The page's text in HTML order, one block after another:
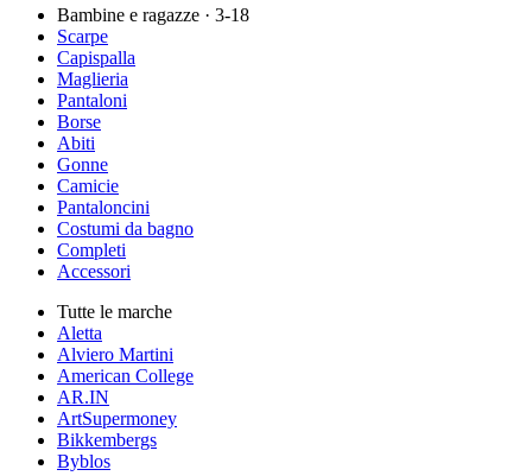
Bambine e ragazze · 3-18
Scarpe
Capispalla
Maglieria
Pantaloni
Borse
Abiti
Gonne
Camicie
Pantaloncini
Costumi da bagno
Completi
Accessori
Tutte le marche
Aletta
Alviero Martini
American College
AR.IN
ArtSupermoney
Bikkembergs
Byblos